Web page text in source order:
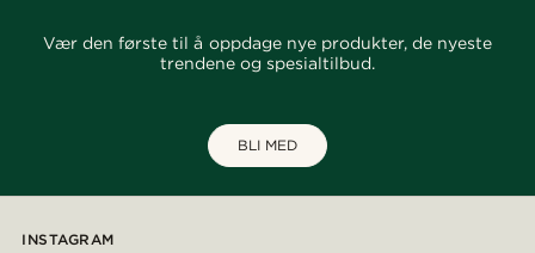
Vær den første til å oppdage nye produkter, de nyeste
trendene og spesialtilbud.
BLI MED
INSTAGRAM